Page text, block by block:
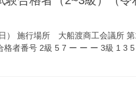
） 施行場所 大船渡商工会議所 第
格者番号 2級 5 7 ー ー ー 3級 1 3